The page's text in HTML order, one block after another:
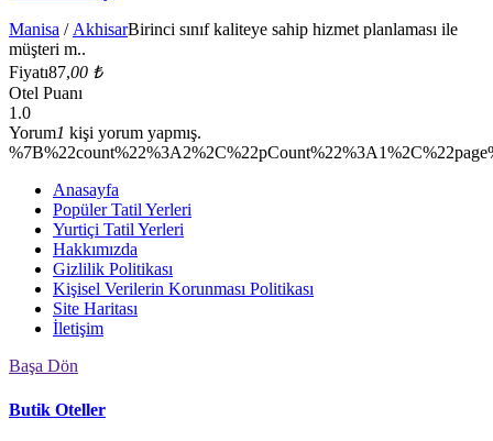
Manisa / AkhisarBirinci sınıf kaliteye sahip hizmet planlaması ile
müşteri m..
Fiyatı87,00 ₺
Otel Puanı
1.0
Yorum1 kişi yorum yapmış.
Anasayfa
Popüler Tatil Yerleri
Yurtiçi Tatil Yerleri
Hakkımızda
Gizlilik Politikası
Kişisel Verilerin Korunması Politikası
Site Haritası
İletişim
Başa Dön
Butik Oteller